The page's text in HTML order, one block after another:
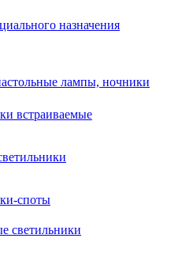
назначения
лампы, ночники
встраиваемые
споты
светильники